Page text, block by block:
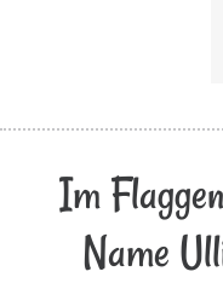
Im
Name